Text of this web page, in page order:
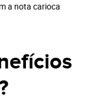
a nota carioca